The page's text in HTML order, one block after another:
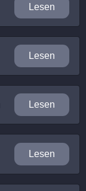
Lesen
Lesen
Lesen
Lesen